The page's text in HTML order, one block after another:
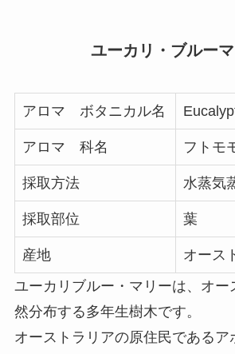
ユーカリ・ブルー
アロマ ボタニカル名
アロマ 科名 フトモ
採取方法 水蒸気
採取部位 葉
産地
オース
ユーカリブルー・マリーは、オー
然分布する多年生樹木です。
オーストラリアの原住民であるア